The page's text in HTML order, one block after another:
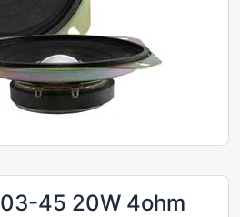
45 20W 4ohm